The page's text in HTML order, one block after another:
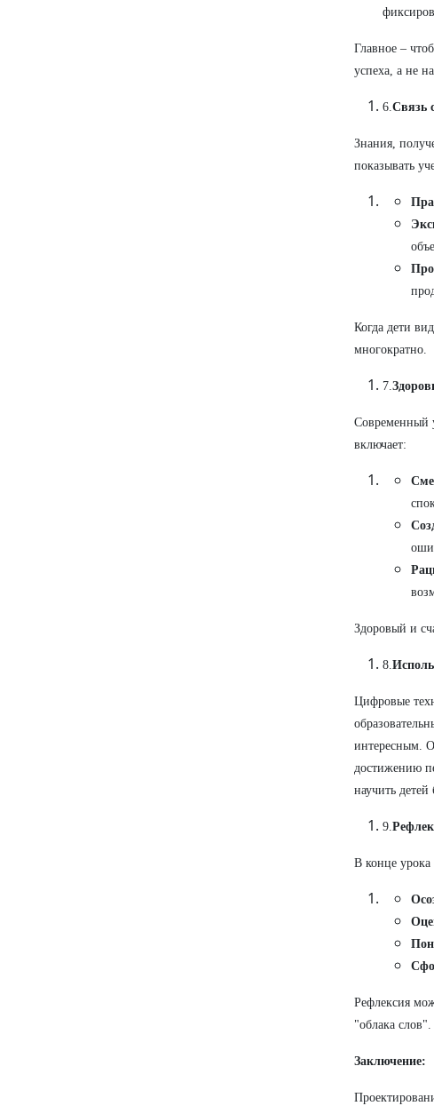
Главное –
успеха, а не
6.Связь
Знания,
показывать
Когда дети
многократно.
7.
Современный
включает:
Здоровый и
8.
Цифровые
интересным.
достижению
научить
9.
В конце урока
Рефлексия
"облака
Заключение: